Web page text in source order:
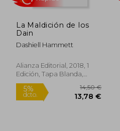
La Maldición de los
Dain
Dashiell Hammett
Alianza Editorial, 2018, 1
Edición, Tapa Blanda,
Nuevo
Rápido